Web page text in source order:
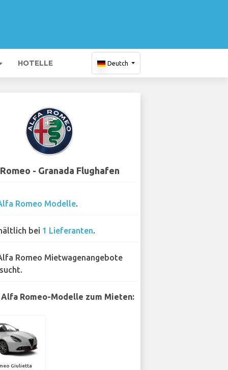
HOTELLE Deutch
- Granada Flughafen
Romeo Modelle.
bei 1 Lieferanten.
Romeo Mietwagenangebote
Romeo-Modelle zum Mieten:
Giulietta